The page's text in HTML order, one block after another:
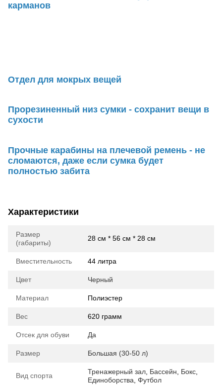
карманов
Отдел для мокрых вещей
Прорезиненный низ сумки - сохранит вещи в
сухости
Прочные карабины на плечевой ремень - не
сломаются, даже если сумка будет
полностью забита
Характеристики
Размер
(габариты)
28 см * 56 см * 28 см
Вместительность 44 литра
Цвет Черный
Материал Полиэстер
Вес 620 грамм
Отсек для обуви Да
Размер Большая (30-50 л)
Вид спорта Тренажерный зал Бассейн Бокс
Единоборства Футбол